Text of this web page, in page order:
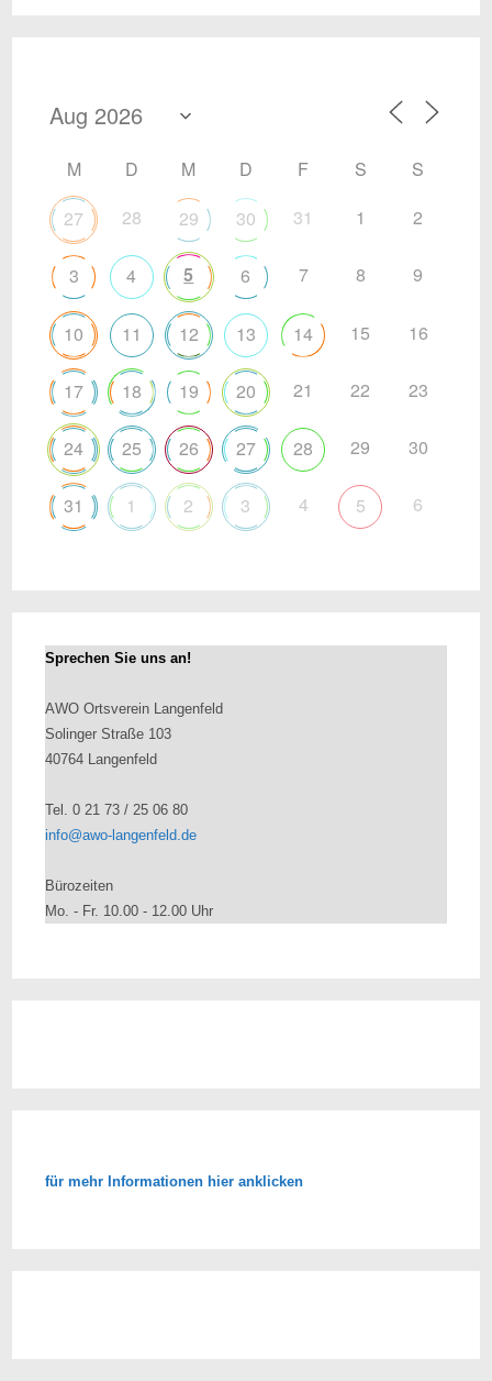
M D M D F S
S
27
28 29 30 31 1 2
3 4 5 6 7 8 9
10 11 12 13 14 15 16
17 18 19 20 21 22 23
24 25 26 27 28 29 30
31 1 2 3 4 5 6
Sprechen Sie uns an!
AWO Ortsverein Langenfeld
Solinger Straße 103
40764 Langenfeld
Tel. 0 21 73 / 25 06 80
info@awo-langenfeld.de
Bürozeiten
Mo. - Fr. 10.00 - 12.00 Uhr
für mehr Informationen hier anklicken